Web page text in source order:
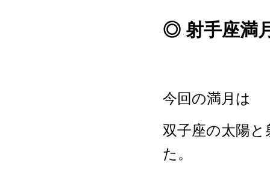
◎ 射手座満
今回の満月は
双子座の太陽
た。